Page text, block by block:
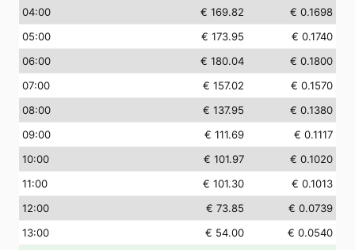
04:00 € 169.82
€ 0.1698
05:00 € 173.95
€ 0.1740
06:00 € 180.04
€ 0.1800
07:00 € 157.02
€ 0.1570
08:00 € 137.95
€ 0.1380
09:00 € 111.69
€ 0.1117
10:00 € 101.97
€ 0.1020
11:00 € 101.30
€ 0.1013
12:00 € 73.85
€ 0.0739
13:00 € 54.00
€ 0.0540